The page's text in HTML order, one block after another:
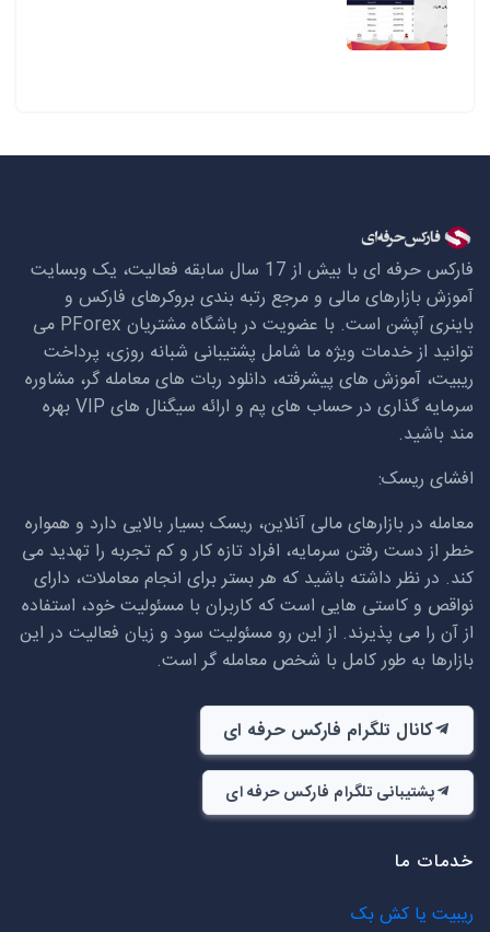
فارکس حرفه ای با بیش از 17 سال سابقه فعالیت، یک وبسایت
آموزش بازارهای مالی و مرجع رتبه بندی بروکرهای فارکس و
باینری آپشن است. با عضویت در باشگاه مشتریان PForex می
توانید از خدمات ویژه ما شامل پشتیبانی شبانه روزی، پرداخت
ریبیت، آموزش های پیشرفته، دانلود ربات های معامله گر، مشاوره
سرمایه گذاری در حساب های پم و ارائه سیگنال های VIPبهره
مند باشید.
افشای ریسک:
معامله در بازارهای مالی آنلاین، ریسک بسیار بالایی دارد و همواره
خطر از دست رفتن سرمایه، افراد تازه کار و کم تجربه را تهدید می
کند. در نظر داشته باشید که هر بستر برای انجام معاملات، دارای
نواقص و کاستی هایی است که کاربران با مسئولیت خود، استفاده
از آن را می پذیرند. از این رو مسئولیت سود و زیان فعالیت در این
بازارها به طور کامل با شخص معامله گر است.
کانال تلگرام فارکس حرفه ای
پشتیبانی تلگرام فارکس حرفه ای
خدمات ما
ریبیت یا کش بک